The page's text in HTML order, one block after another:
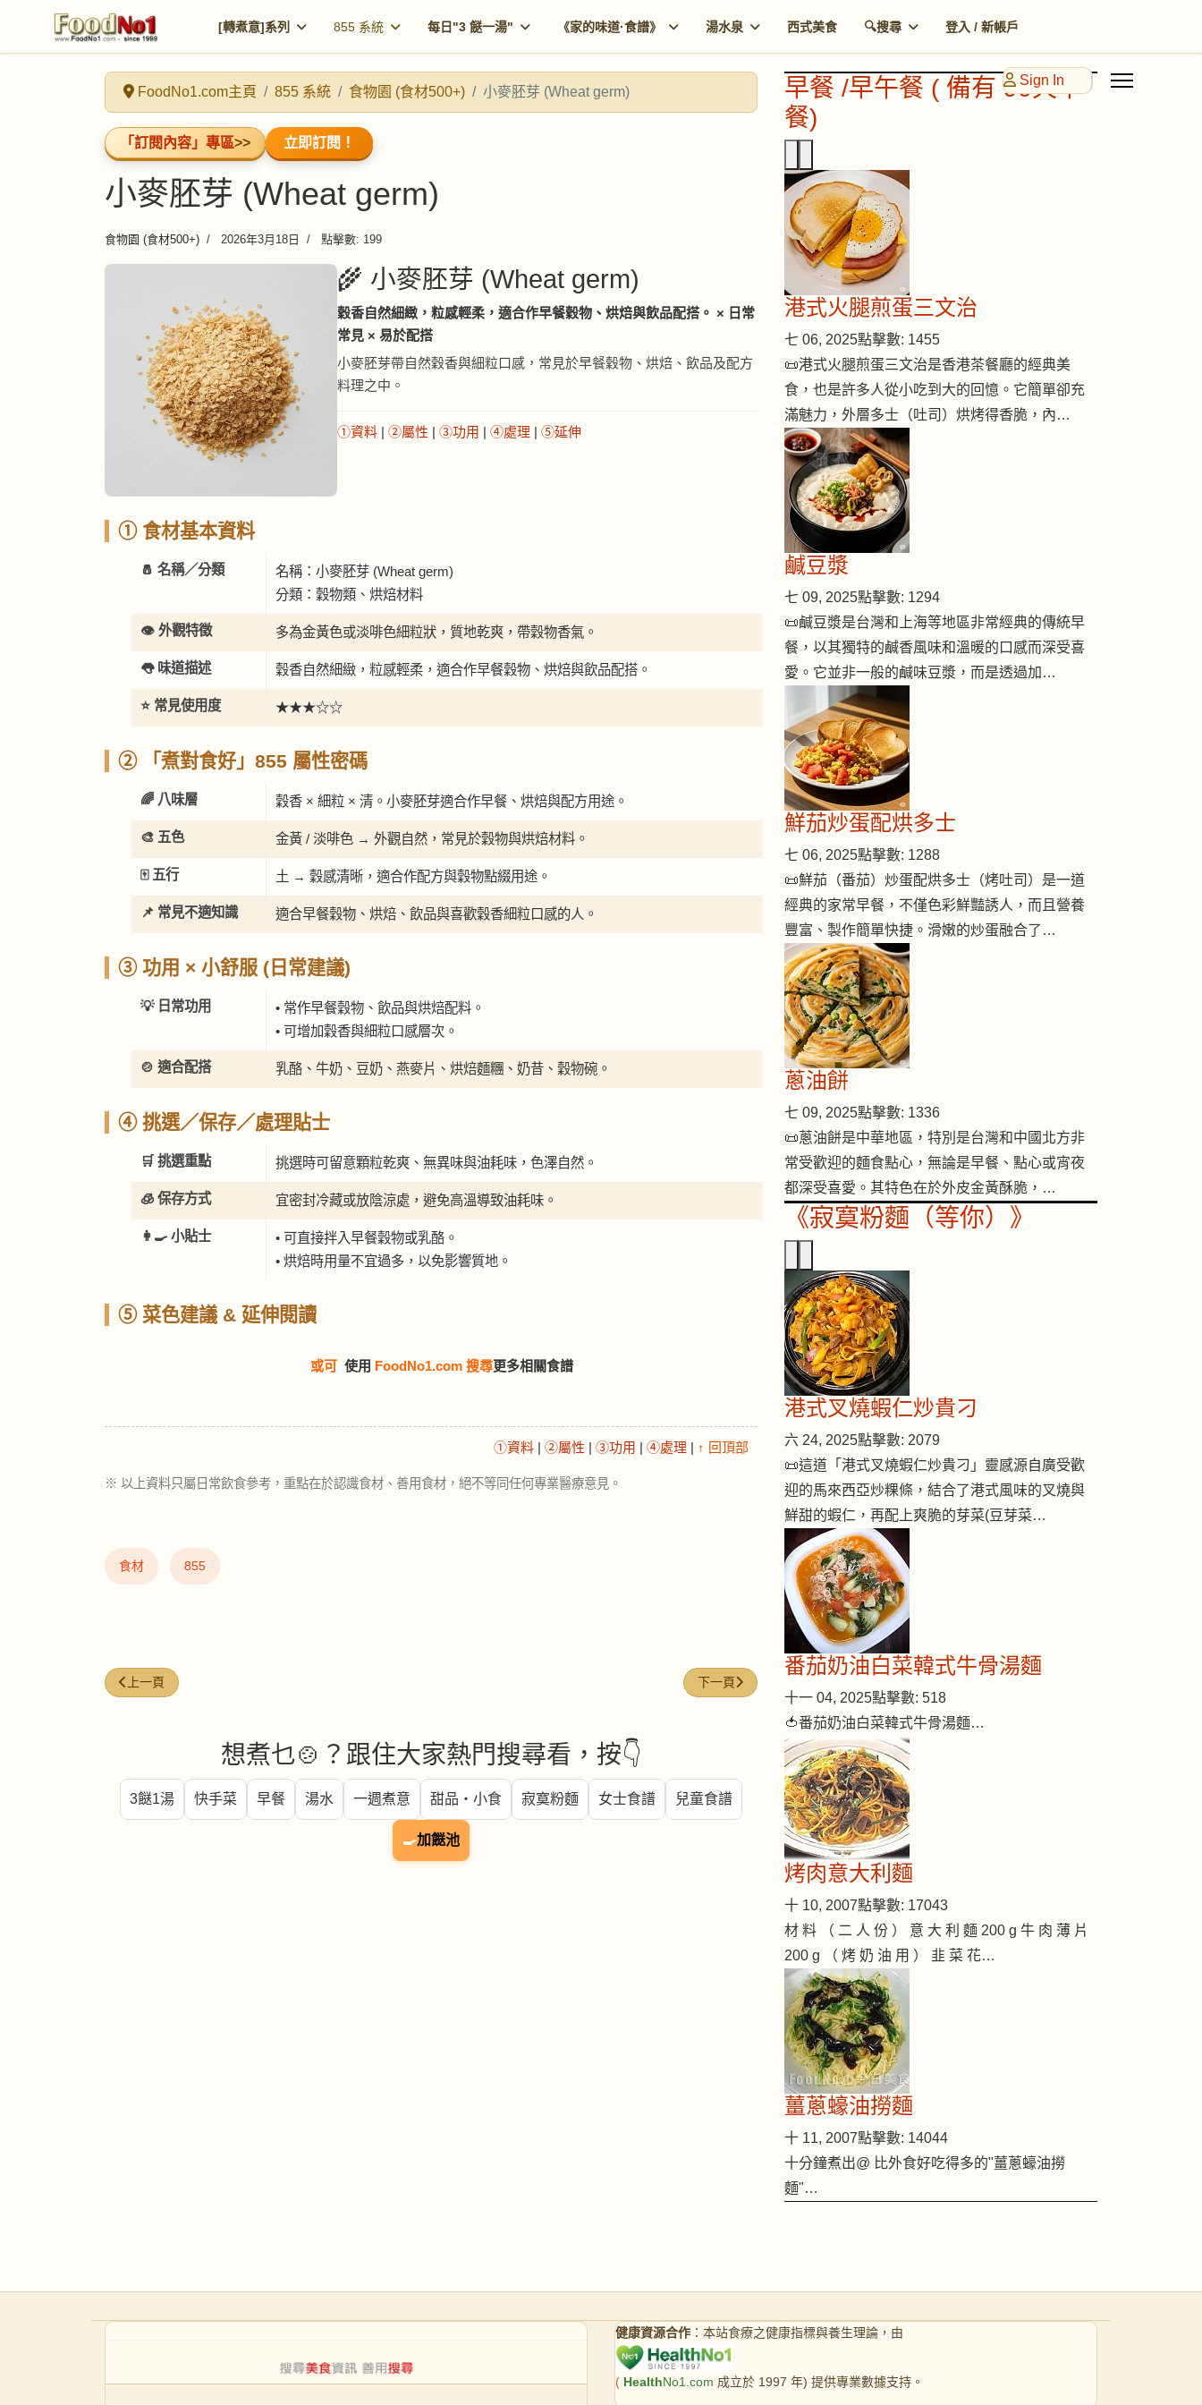
[轉煮意]系列 855 系統 每日"3 餸一湯" 《家的味道·食譜》 湯水泉 西式美食 🔍搜尋 登入 / 新帳戶
Sign In
FoodNo1.com主頁 855 系統 食物園 (食材500+) 小麥胚芽 (Wheat germ)
「訂閱內容」專區>> 立即訂閱！
小麥胚芽 (Wheat germ)
食物園 (食材500+) 2026年3月18日 點擊數: 199
🌾 小麥胚芽 (Wheat germ)
穀香自然細緻，粒感輕柔，適合作早餐穀物、烘焙與飲品配搭。 × 日常
常見 × 易於配搭
小麥胚芽帶自然穀香與細粒口感，常見於早餐穀物、烘焙、飲品及配方
料理之中。
①資料 | ②屬性 | ③功用 | ④處理 | ⑤延伸
① 食材基本資料
🧂 名稱／分類
名稱：小麥胚芽 (Wheat germ)
分類：穀物類、烘焙材料
👁️ 外觀特徵 多為金黃色或淡啡色細粒狀，質地乾爽，帶穀物香氣。
👅 味道描述 穀香自然細緻，粒感輕柔，適合作早餐穀物、烘焙與飲品配搭。
⭐ 常見使用度 ★★★☆☆
② 「煮對食好」855 屬性密碼
🌈 八味層 穀香 × 細粒 × 清。小麥胚芽適合作早餐、烘焙與配方用途。
🎨 五色 金黃 / 淡啡色 → 外觀自然，常見於穀物與烘焙材料。
🀄 五行 土 → 穀感清晰，適合作配方與穀物點綴用途。
📌 常見不適知識 適合早餐穀物、烘焙、飲品與喜歡穀香細粒口感的人。
③ 功用 × 小舒服 (日常建議)
💡 日常功用
• 常作早餐穀物、飲品與烘焙配料。
• 可增加穀香與細粒口感層次。
🍲 適合配搭 乳酪、牛奶、豆奶、燕麥片、烘焙麵糰、奶昔、穀物碗。
④ 挑選／保存／處理貼士
🛒 挑選重點 挑選時可留意顆粒乾爽、無異味與油耗味，色澤自然。
🧊 保存方式 宜密封冷藏或放陰涼處，避免高溫導致油耗味。
👩‍🍳 小貼士
• 可直接拌入早餐穀物或乳酪。
• 烘焙時用量不宜過多，以免影響質地。
⑤ 菜色建議 & 延伸閱讀
或可 使用 FoodNo1.com 搜尋更多相關食譜
①資料 | ②屬性 | ③功用 | ④處理 | ↑ 回頂部
※ 以上資料只屬日常飲食參考，重點在於認識食材、善用食材，絕不等同任何專業醫療意見。
食材 855
上一篇文章: 燕麥奶 (Oat milk)
上一頁 下一篇文章: 魚湯粉 (Fish broth powder)
下一頁
想煮乜🍲？跟住大家熱門搜尋看，按👇
3餸1湯 快手菜 早餐 湯水 一週煮意 甜品・小食 寂寞粉麵 女士食譜 兒童食譜
🍳加餸池
早餐 /早午餐 ( 備有 90天早
餐)
港式火腿煎蛋三文治
七 06, 2025點擊數: 1455
📜港式火腿煎蛋三文治是香港茶餐廳的經典美
食，也是許多人從小吃到大的回憶。它簡單卻充
滿魅力，外層多士（吐司）烘烤得香脆，內…
鹹豆漿
七 09, 2025點擊數: 1294
📜鹹豆漿是台灣和上海等地區非常經典的傳統早
餐，以其獨特的鹹香風味和溫暖的口感而深受喜
愛。它並非一般的鹹味豆漿，而是透過加…
鮮茄炒蛋配烘多士
七 06, 2025點擊數: 1288
📜鮮茄（番茄）炒蛋配烘多士（烤吐司）是一道
經典的家常早餐，不僅色彩鮮豔誘人，而且營養
豐富、製作簡單快捷。滑嫩的炒蛋融合了…
蔥油餅
七 09, 2025點擊數: 1336
📜蔥油餅是中華地區，特別是台灣和中國北方非
常受歡迎的麵食點心，無論是早餐、點心或宵夜
都深受喜愛。其特色在於外皮金黃酥脆，…
《寂寞粉麵（等你）》
港式叉燒蝦仁炒貴刁
六 24, 2025點擊數: 2079
📜這道「港式叉燒蝦仁炒貴刁」靈感源自廣受歡
迎的馬來西亞炒粿條，結合了港式風味的叉燒與
鮮甜的蝦仁，再配上爽脆的芽菜(豆芽菜…
番茄奶油白菜韓式牛骨湯麵
十一 04, 2025點擊數: 518
🍅番茄奶油白菜韓式牛骨湯麵…
烤肉意大利麵
十 10, 2007點擊數: 17043
材 料 （ 二 人 份 ） 意 大 利 麵 200 g 牛 肉 薄 片
200 g （ 烤 奶 油 用 ） 韭 菜 花…
薑蔥蠔油撈麵
十 11, 2007點擊數: 14044
十分鐘煮出@ 比外食好吃得多的"薑蔥蠔油撈
麵"…
健康資源合作 ：本站食療之健康指標與養生理論，由
( HealthNo1.com 成立於 1997 年) 提供專業數據支持。